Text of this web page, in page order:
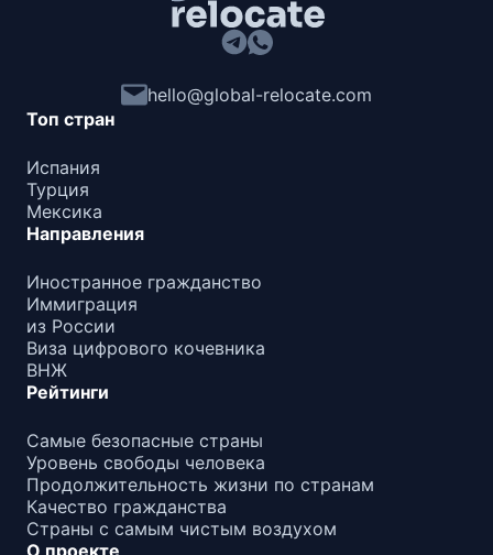
hello@global-relocate.com
Топ стран
Испания
Турция
Мексика
Направления
Иностранное гражданство
Иммиграция
из России
Виза цифрового кочевника
ВНЖ
Рейтинги
Самые безопасные страны
Уровень свободы человека
Продолжительность жизни по странам
Качество гражданства
Страны с самым чистым воздухом
О проекте